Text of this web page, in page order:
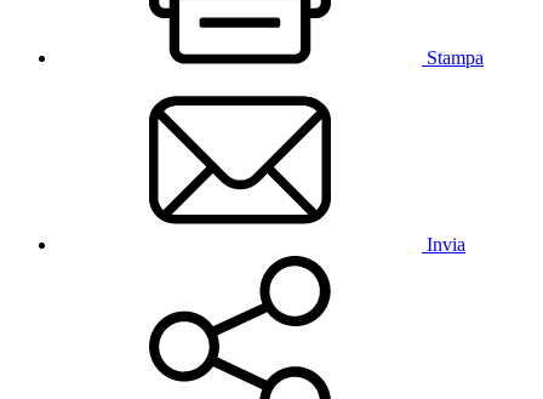
Stampa
Invia